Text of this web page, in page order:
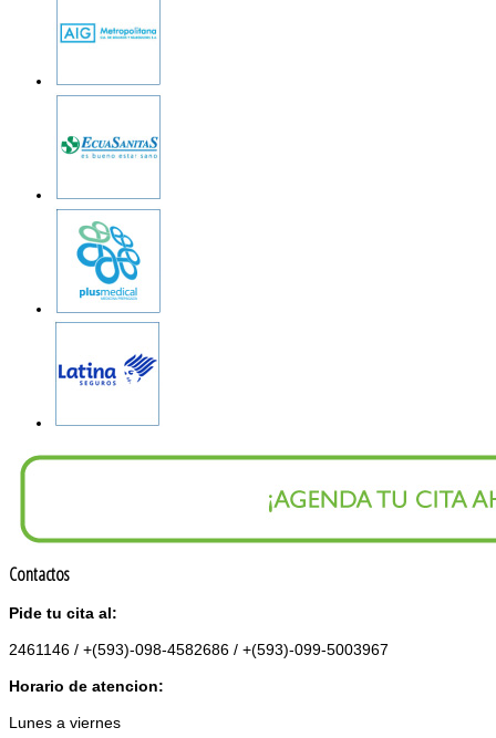
Contactos
Pide tu cita al:
2461146 / +(593)-098-4582686 / +(593)-099-5003967
Horario de atencion:
Lunes a viernes